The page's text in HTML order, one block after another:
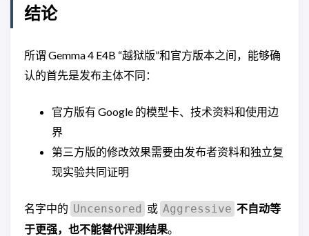
结论
所谓 Gemma 4 E4B “越狱版”和官方版本之间，能够确
认的首先是发布主体不同：
官方版有 Google 的模型卡、技术资料和使用边
界
第三方版的修改效果需要由发布者资料和独立复
现实验共同证明
名字中的 Uncensored 或 Aggressive 不自动等
于更强，也不能替代评测结果。